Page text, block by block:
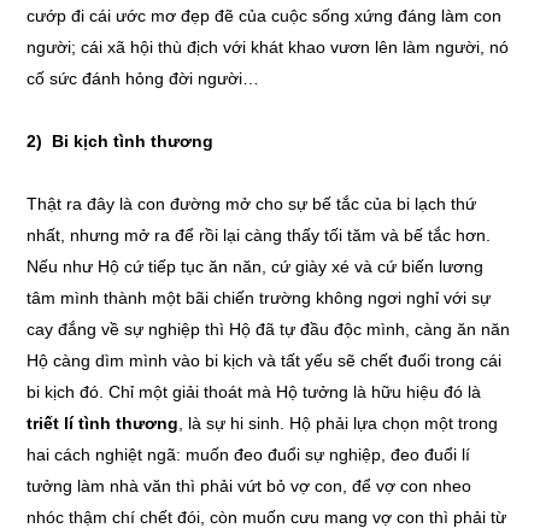
cướp đi cái ước mơ đẹp đẽ của cuộc sống xứng đáng làm con
người; cái xã hội thù địch với khát khao vươn lên làm người, nó
cố sức đánh hỏng đời người…
2) Bi kịch tình thương
Thật ra đây là con đường mở cho sự bế tắc của bi lạch thứ
nhất, nhưng mở ra để rồi lại càng thấy tối tăm và bế tắc hơn.
Nếu như Hộ cứ tiếp tục ăn năn, cứ giày xé và cứ biến lương
tâm mình thành một bãi chiến trường không ngơi nghỉ với sự
cay đắng về sự nghiệp thì Hộ đã tự đầu độc mình, càng ăn năn
Hộ càng dìm mình vào bi kịch và tất yếu sẽ chết đuối trong cái
bi kịch đó. Chỉ một giải thoát mà Hộ tưởng là hữu hiệu đó là
triết lí tình thương , là sự hi sinh. Hộ phải lựa chọn một trong
hai cách nghiệt ngã: muốn đeo đuổi sự nghiệp, đeo đuổi lí
tưởng làm nhà văn thì phải vứt bỏ vợ con, để vợ con nheo
nhóc thậm chí chết đói, còn muốn cưu mang vợ con thì phải từ